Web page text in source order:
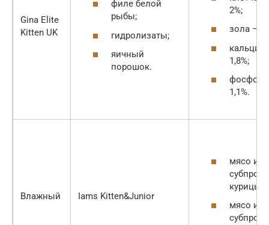
Gina Elite
Kitten UK
филе белой
рыбы;
гидролизаты;
яичный
порошок.
2%;
зола —
кальций
1,8%;
фосфор
1,1%.
Влажный Iams Kitten&Junior
мясо и
курицы;
мясо и